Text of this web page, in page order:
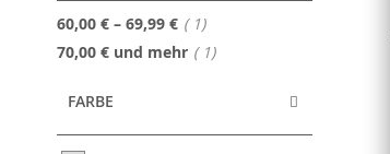
60,00 € – 69,99 € 1Artikel
70,00 € und mehr 1Artikel
FARBE